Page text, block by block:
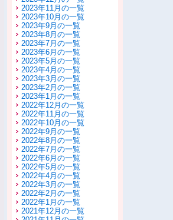
2023年11月の一覧
2023年10月の一覧
2023年9月の一覧
2023年8月の一覧
2023年7月の一覧
2023年6月の一覧
2023年5月の一覧
2023年4月の一覧
2023年3月の一覧
2023年2月の一覧
2023年1月の一覧
2022年12月の一覧
2022年11月の一覧
2022年10月の一覧
2022年9月の一覧
2022年8月の一覧
2022年7月の一覧
2022年6月の一覧
2022年5月の一覧
2022年4月の一覧
2022年3月の一覧
2022年2月の一覧
2022年1月の一覧
2021年12月の一覧